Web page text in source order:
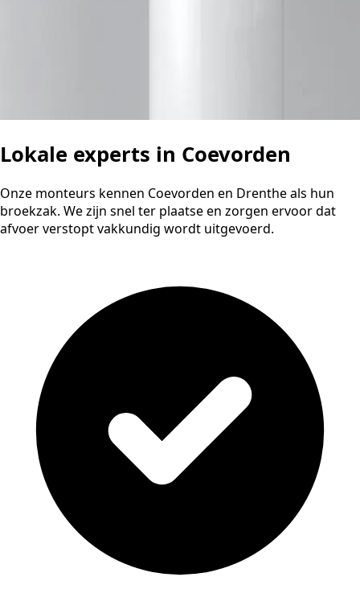
Lokale experts in Coevorden
Onze monteurs kennen Coevorden en Drenthe als hun
broekzak. We zijn snel ter plaatse en zorgen ervoor dat
afvoer verstopt vakkundig wordt uitgevoerd.